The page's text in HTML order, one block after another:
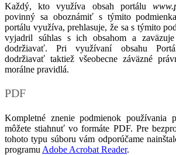
Každý, kto využíva obsah portálu
povinný sa oboznámiť s týmito
portálu využíva, prehlasuje, že sa s týmito
vyjadril súhlas s ich obsahom a
dodržiavať. Pri využívaní obsahu
dodržiavať taktiež všeobecne záväzné
morálne pravidlá.
PDF
Kompletné znenie podmienok používania
môžete stiahnuť vo formáte PDF. Pre
tohoto typu súboru vám odporúčame
programu Adobe Acrobat Reader.